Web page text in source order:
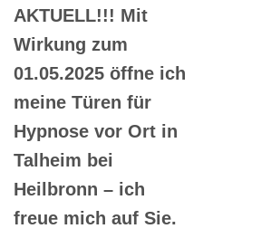
AKTUELL!!! Mit
Wirkung zum
01.05.2025 öffne ich
meine Türen für
Hypnose vor Ort in
Talheim bei
Heilbronn – ich
freue mich auf Sie.